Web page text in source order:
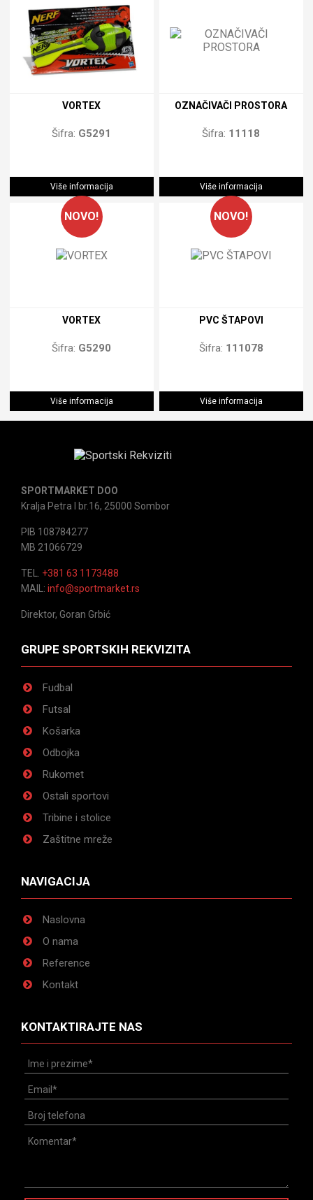
VORTEX
Šifra: G5291
Više informacija
OZNAČIVAČI PROSTORA
Šifra: 11118
Više informacija
NOVO!
VORTEX
Šifra: G5290
Više informacija
NOVO!
PVC ŠTAPOVI
Šifra: 111078
Više informacija
SPORTMARKET DOO
Kralja Petra I br.16, 25000 Sombor
PIB 108784277
MB 21066729
TEL. +381 63 1173488
MAIL: info@sportmarket.rs
Direktor, Goran Grbić
GRUPE SPORTSKIH REKVIZITA
Fudbal
Futsal
Košarka
Odbojka
Rukomet
Ostali sportovi
Tribine i stolice
Zaštitne mreže
NAVIGACIJA
Naslovna
O nama
Reference
Kontakt
KONTAKTIRAJTE NAS